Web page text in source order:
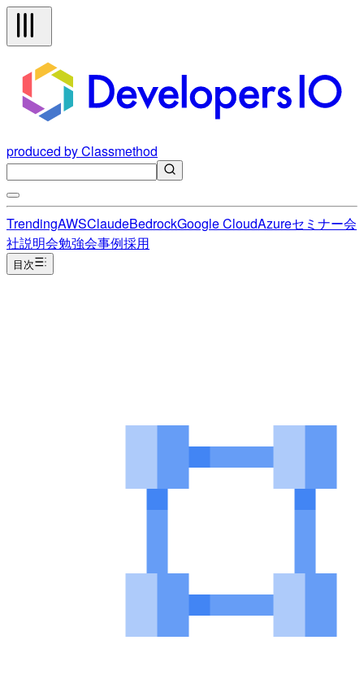
produced by Classmethod
TrendingAWSClaudeBedrockGoogle CloudAzureセミナー会
社説明会勉強会事例採用
目次